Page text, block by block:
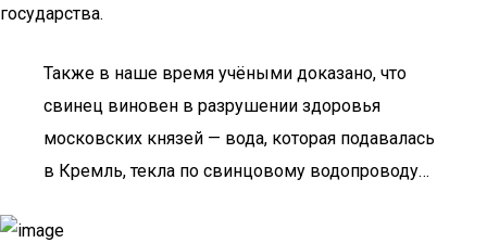
государства.
Также в наше время учёными доказано, что
свинец виновен в разрушении здоровья
московских князей — вода, которая подавалась
в Кремль, текла по свинцовому водопроводу…